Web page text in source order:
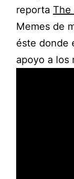
reporta The
Memes de
éste donde
apoyo a los